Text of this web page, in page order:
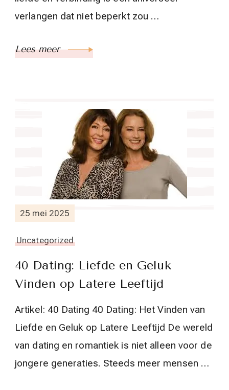
verlangen dat niet beperkt zou …
Lees meer
25 mei 2025
Uncategorized
40 Dating: Liefde en Geluk
Vinden op Latere Leeftijd
Artikel: 40 Dating 40 Dating: Het Vinden van
Liefde en Geluk op Latere Leeftijd De wereld
van dating en romantiek is niet alleen voor de
jongere generaties. Steeds meer mensen …